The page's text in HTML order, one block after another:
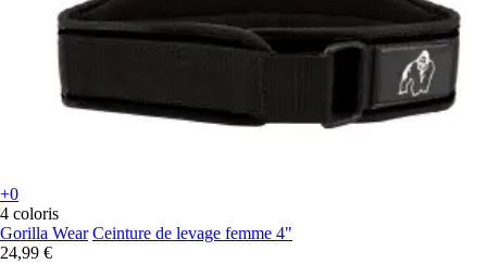
+0
4 coloris
Gorilla Wear Ceinture de levage femme 4"
24,99 €